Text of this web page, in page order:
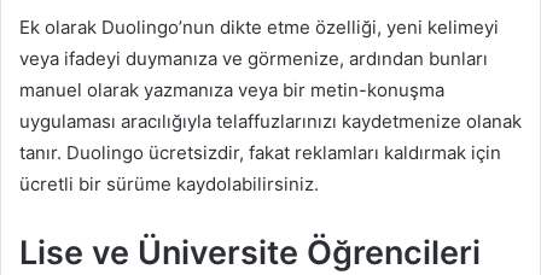
Ek olarak Duolingo’nun dikte etme özelliği, yeni kelimeyi
veya ifadeyi duymanıza ve görmenize, ardından bunları
manuel olarak yazmanıza veya bir metin-konuşma
uygulaması aracılığıyla telaffuzlarınızı kaydetmenize olanak
tanır. Duolingo ücretsizdir, fakat reklamları kaldırmak için
ücretli bir sürüme kaydolabilirsiniz.
Lise ve Üniversite Öğrencileri